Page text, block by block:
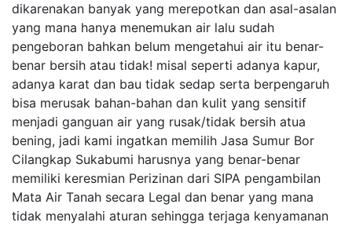
dikarenakan banyak yang merepotkan dan asal-asalan
yang mana hanya menemukan air lalu sudah
pengeboran bahkan belum mengetahui air itu benar-
benar bersih atau tidak! misal seperti adanya kapur,
adanya karat dan bau tidak sedap serta berpengaruh
bisa merusak bahan-bahan dan kulit yang sensitif
menjadi ganguan air yang rusak/tidak bersih atua
bening, jadi kami ingatkan memilih Jasa Sumur Bor
Cilangkap Sukabumi harusnya yang benar-benar
memiliki keresmian Perizinan dari SIPA pengambilan
Mata Air Tanah secara Legal dan benar yang mana
tidak menyalahi aturan sehingga terjaga kenyamanan